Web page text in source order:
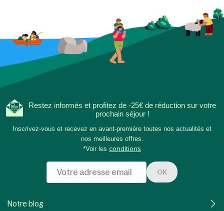
Restez informés et profitez de -25€ de réduction sur votre
prochain séjour !
Inscrivez-vous et recevez en avant-première toutes nos actualités et
nos meilleures offres.
*Voir les conditions
OK
Notre blog